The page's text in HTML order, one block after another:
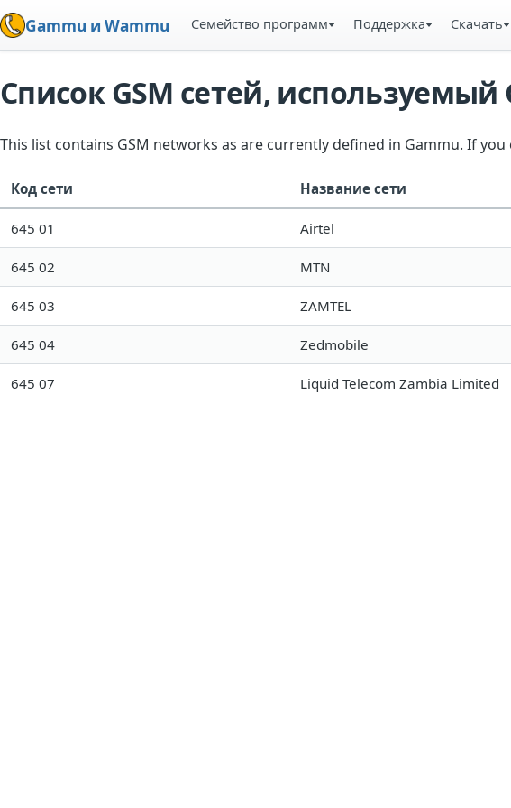
Gammu и Wammu Семейство программ Поддержка Скачать
Список GSM сетей, используемый
This list contains GSM networks as are currently defined in Gammu. If you
Код сети Название сети
645 01 Airtel
645 02 MTN
645 03 ZAMTEL
645 04 Zedmobile
645 07 Liquid Telecom Zambia Limited